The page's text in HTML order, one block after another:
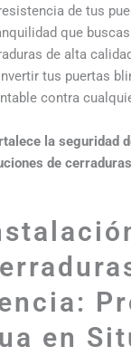
de tus
que
de alta
tus puertas
contra
la seguridad
de
en